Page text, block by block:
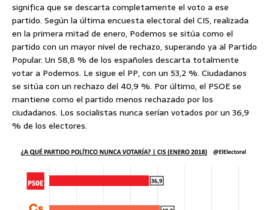
significa que se descarta completamente el voto a ese
partido. Según la última encuesta electoral del CIS, realizada
en la primera mitad de enero, Podemos se sitúa como el
partido con un mayor nivel de rechazo, superando ya al Partido
Popular. Un 58,8 % de los españoles descarta totalmente
votar a Podemos. Le sigue el PP, con un 53,2 %. Ciudadanos
se sitúa con un rechazo del 40,9 %. Por último, el PSOE se
mantiene como el partido menos rechazado por los
ciudadanos. Los socialistas nunca serían votados por un 36,9
% de los electores.